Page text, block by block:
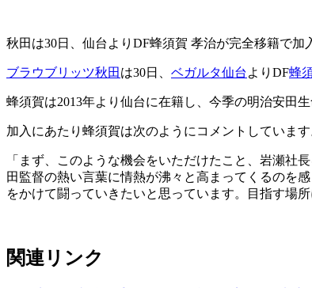
秋田は30日、仙台よりDF蜂須賀 孝治が完全移籍で加
ブラウブリッツ秋田 は30日、 ベガルタ仙台 よりDF蜂
蜂須賀は2013年より仙台に在籍し、今季の明治安田
加入にあたり蜂須賀は次のようにコメントしています
「まず、このような機会をいただけたこと、岩瀬社
田監督の熱い言葉に情熱が沸々と高まってくるのを感
をかけて闘っていきたいと思っています。目指す場
関連リンク